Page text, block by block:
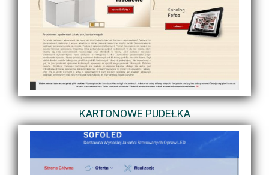
KARTONOWE PUDEŁKA